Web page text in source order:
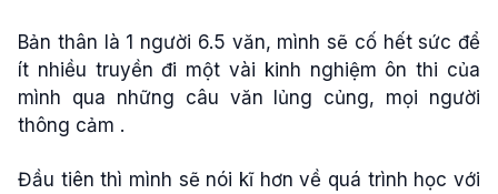
Bản thân là 1 người 6.5 văn, mình sẽ cố hết sức để
ít nhiều truyền đi một vài kinh nghiệm ôn thi của
mình qua những câu văn lủng củng, mọi người
thông cảm .
Đầu tiên thì mình sẽ nói kĩ hơn về quá trình học với